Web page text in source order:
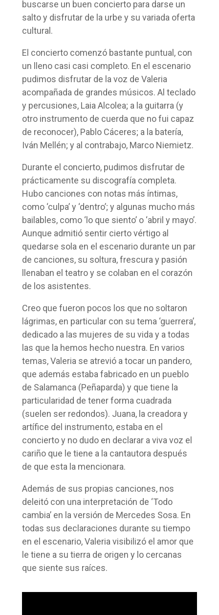
buscarse un buen concierto para darse un
salto y disfrutar de la urbe y su variada oferta
cultural.
El concierto comenzó bastante puntual, con
un lleno casi casi completo. En el escenario
pudimos disfrutar de la voz de Valeria
acompañada de grandes músicos. Al teclado
y percusiones, Laia Alcolea; a la guitarra (y
otro instrumento de cuerda que no fui capaz
de reconocer), Pablo Cáceres; a la batería,
Iván Mellén; y al contrabajo, Marco Niemietz.
Durante el concierto, pudimos disfrutar de
prácticamente su discografía completa.
Hubo canciones con notas más íntimas,
como ‘culpa’ y ‘dentro’; y algunas mucho más
bailables, como ‘lo que siento’ o ‘abril y mayo’.
Aunque admitió sentir cierto vértigo al
quedarse sola en el escenario durante un par
de canciones, su soltura, frescura y pasión
llenaban el teatro y se colaban en el corazón
de los asistentes.
Creo que fueron pocos los que no soltaron
lágrimas, en particular con su tema ‘guerrera’,
dedicado a las mujeres de su vida y a todas
las que la hemos hecho nuestra. En varios
temas, Valeria se atrevió a tocar un pandero,
que además estaba fabricado en un pueblo
de Salamanca (Peñaparda) y que tiene la
particularidad de tener forma cuadrada
(suelen ser redondos). Juana, la creadora y
artífice del instrumento, estaba en el
concierto y no dudo en declarar a viva voz el
cariño que le tiene a la cantautora después
de que esta la mencionara.
Además de sus propias canciones, nos
deleitó con una interpretación de ‘Todo
cambia’ en la versión de Mercedes Sosa. En
todas sus declaraciones durante su tiempo
en el escenario, Valeria visibilizó el amor que
le tiene a su tierra de origen y lo cercanas
que siente sus raíces.